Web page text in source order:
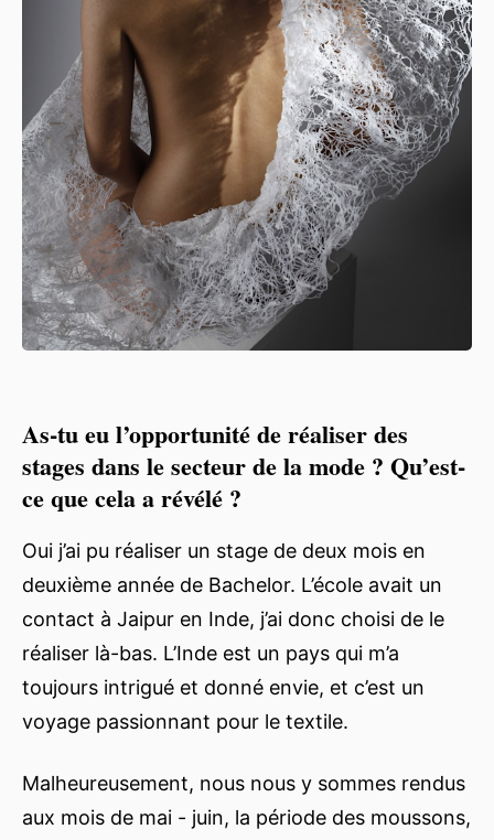
As-tu eu l’opportunité de réaliser des
stages dans le secteur de la mode ? Qu’est-
ce que cela a révélé ?
Oui j’ai pu réaliser un stage de deux mois en
deuxième année de Bachelor. L’école avait un
contact à Jaipur en Inde, j’ai donc choisi de le
réaliser là-bas. L’Inde est un pays qui m’a
toujours intrigué et donné envie, et c’est un
voyage passionnant pour le textile.
Malheureusement, nous nous y sommes rendus
aux mois de mai - juin, la période des moussons,